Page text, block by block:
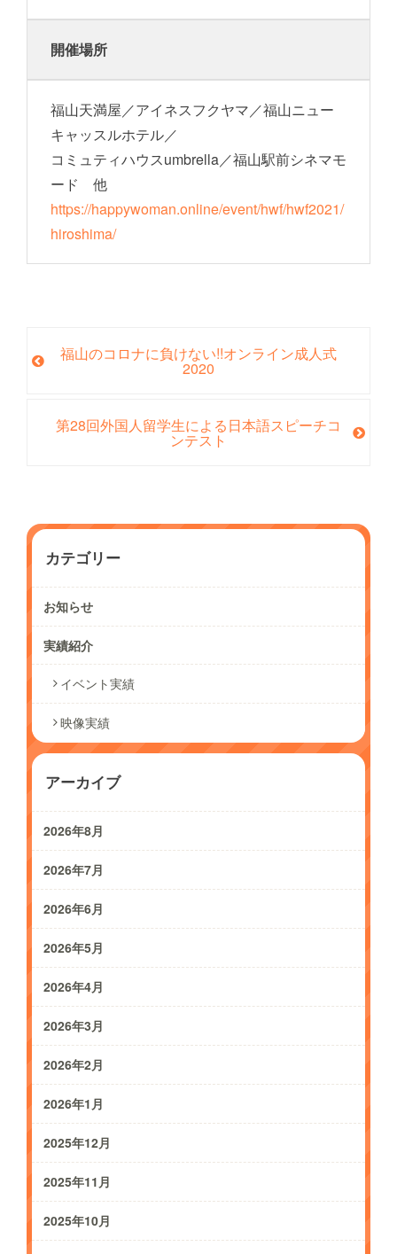
開催場所
福山天満屋／アイネスフクヤマ／福山ニュー
キャッスルホテル／
コミュティハウスumbrella／福山駅前シネマモ
ード 他
https://happywoman.online/event/hwf/hwf2021/
hiroshima/
福山のコロナに負けない!!オンライン成人式
2020
第28回外国人留学生による日本語スピーチコ
ンテスト
カテゴリー
お知らせ
実績紹介
イベント実績
映像実績
アーカイブ
2026年8月
2026年7月
2026年6月
2026年5月
2026年4月
2026年3月
2026年2月
2026年1月
2025年12月
2025年11月
2025年10月